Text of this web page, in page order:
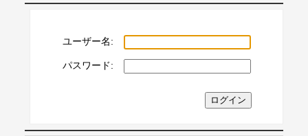
ユーザー名:
パスワード: